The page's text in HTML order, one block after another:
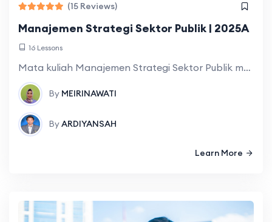
(15 Reviews)
Manajemen Strategi Sektor Publik | 2025A
16 Lessons
Mata kuliah Manajemen Strategi Sektor Publik membahas konsep dan penerapan strategi dalam organisasi publik yang mencakup perencanaan strategis, analisis lingkungan internal dan eksternal (SWOT), serta
By MEIRINAWATI
ByARDIYANSAH
Learn More